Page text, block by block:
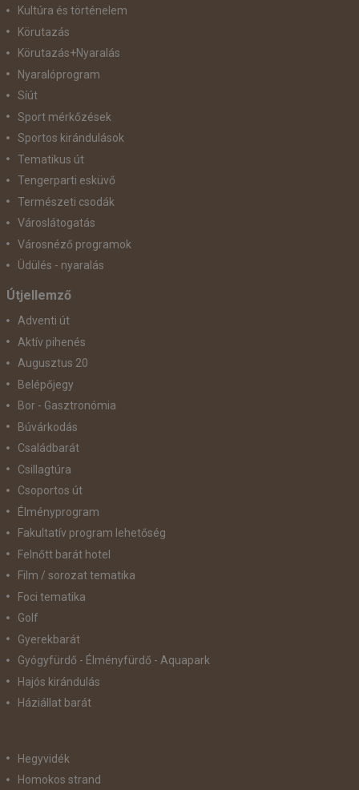
Kultúra és történelem
Körutazás
Körutazás+Nyaralás
Nyaralóprogram
Síút
Sport mérkőzések
Sportos kirándulások
Tematikus út
Tengerparti esküvő
Természeti csodák
Városlátogatás
Városnéző programok
Üdülés - nyaralás
Útjellemző
Adventi út
Aktív pihenés
Augusztus 20
Belépőjegy
Bor - Gasztronómia
Búvárkodás
Családbarát
Csillagtúra
Csoportos út
Élményprogram
Fakultatív program lehetőség
Felnőtt barát hotel
Film / sorozat tematika
Foci tematika
Golf
Gyerekbarát
Gyógyfürdő - Élményfürdő - Aquapark
Hajós kirándulás
Háziállat barát
Hegyvidék
Homokos strand